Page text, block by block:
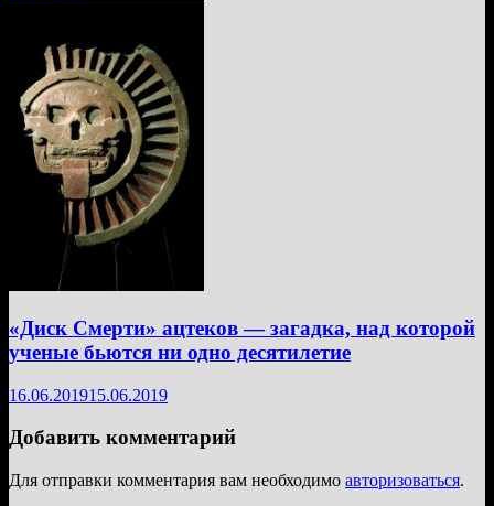
«Диск Смерти» ацтеков — загадка, над которой
ученые бьются ни одно десятилетие
16.06.201915.06.2019
Добавить комментарий
Для отправки комментария вам необходимо авторизоваться.